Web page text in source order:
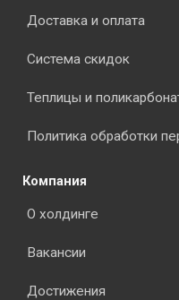
Доставка и оплата
Система скидок
Теплицы и
Политика обработки
Компания
О холдинге
Вакансии
Достижения